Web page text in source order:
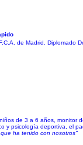
de Madrid. Diplomado
de 3 a 6 años,
y psicología deportiva, el
ha tenido con nosotros"